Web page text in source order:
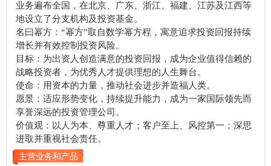
业务遍布全国，在北京、广东、浙江、福建、江苏及江西等
地设立了分支机构及投资基金。
名曰幂方：“幂方”取自数学幂方程，寓意追求投资回报持续
增长并有效控制投资风险。
目标：为出资人创造满意的投资回报，成为企业值得信赖的
战略投资者，为优秀人才提供理想的人生舞台。
使命：用资本的力量，推动社会进步并造福人类。
愿景：适应形势变化，持续提升能力，成为一家国际领先而
享誉深远的投资管理公司。
价值观：以人为本、尊重人才；客户至上、风控第一；深思
进取并重视社会责任。
主营业务和产品